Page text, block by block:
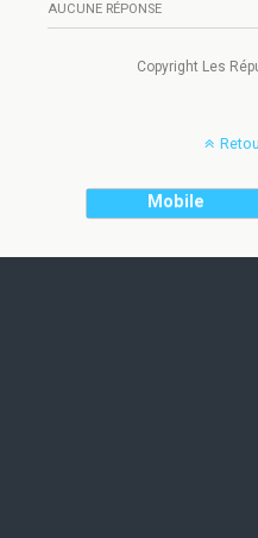
AUCUNE RÉPONSE
Copyright Les
Mobile